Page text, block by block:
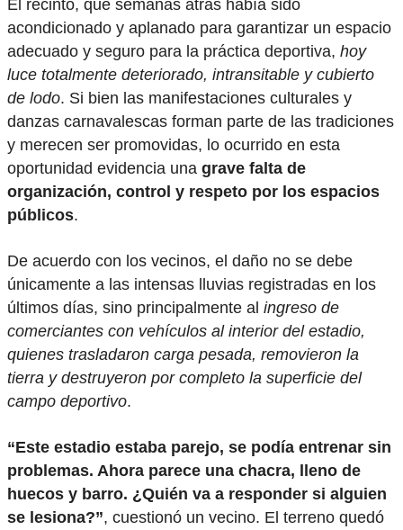
El recinto, que semanas atrás había sido
acondicionado y aplanado para garantizar un espacio
adecuado y seguro para la práctica deportiva, hoy
luce totalmente deteriorado, intransitable y cubierto
de lodo. Si bien las manifestaciones culturales y
danzas carnavalescas forman parte de las tradiciones
y merecen ser promovidas, lo ocurrido en esta
oportunidad evidencia una grave falta de
organización, control y respeto por los espacios
públicos.
De acuerdo con los vecinos, el daño no se debe
únicamente a las intensas lluvias registradas en los
últimos días, sino principalmente al ingreso de
comerciantes con vehículos al interior del estadio,
quienes trasladaron carga pesada, removieron la
tierra y destruyeron por completo la superficie del
campo deportivo.
“Este estadio estaba parejo, se podía entrenar sin
problemas. Ahora parece una chacra, lleno de
huecos y barro. ¿Quién va a responder si alguien
se lesiona?”, cuestionó un vecino. El terreno quedó